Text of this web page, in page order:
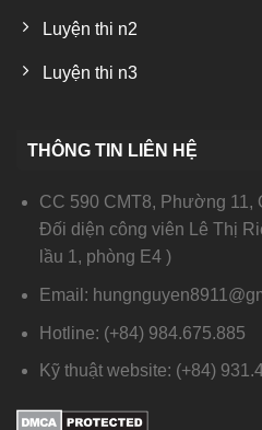
Luyện thi n2
Luyện thi n3
THÔNG TIN LIÊN HỆ
CC 590 CMT8, Phường 11,
Đối diện công viên Lê Thị
lầu 1, phòng E4 )
Email:
Hotline: (+84) 984.675.885
Kỹ thuật website: (+84)